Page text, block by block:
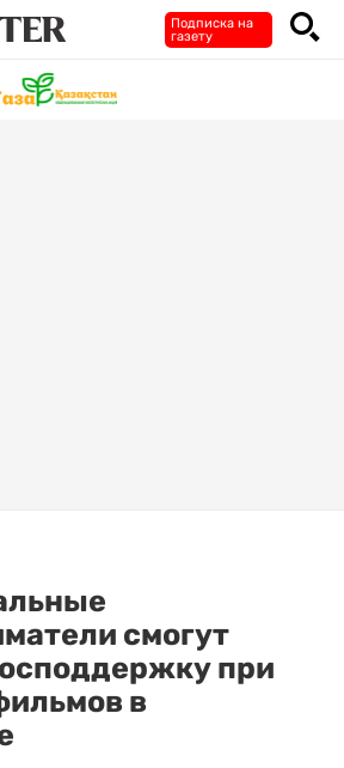
Подписка на
газету
смогут
при
в